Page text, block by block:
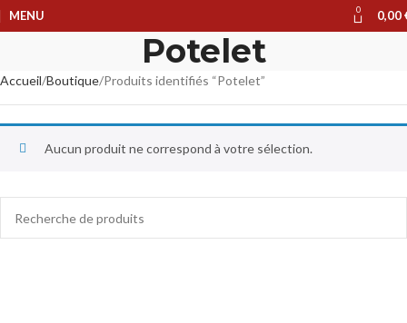
MENU 0 0,00
Potelet
Accueil Boutique Produits identifiés “Potelet”
Aucun produit ne correspond à votre sélection.